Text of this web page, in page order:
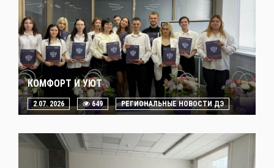
КОМФОРТ И УЮТ
2.07. 2026 649 РЕГИОНАЛЬНЫЕ НОВОСТИ ДЭ